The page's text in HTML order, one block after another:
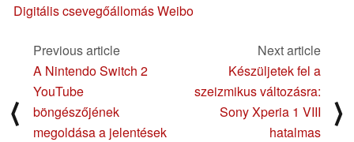
Digitális csevegőállomás Weibo
⟨
Previous article
A Nintendo Switch 2
YouTube
böngészőjének
megoldása a jelentések
Next article
Készüljetek fel a
szeizmikus változásra:
Sony Xperia 1 VIII
hatalmas
⟩